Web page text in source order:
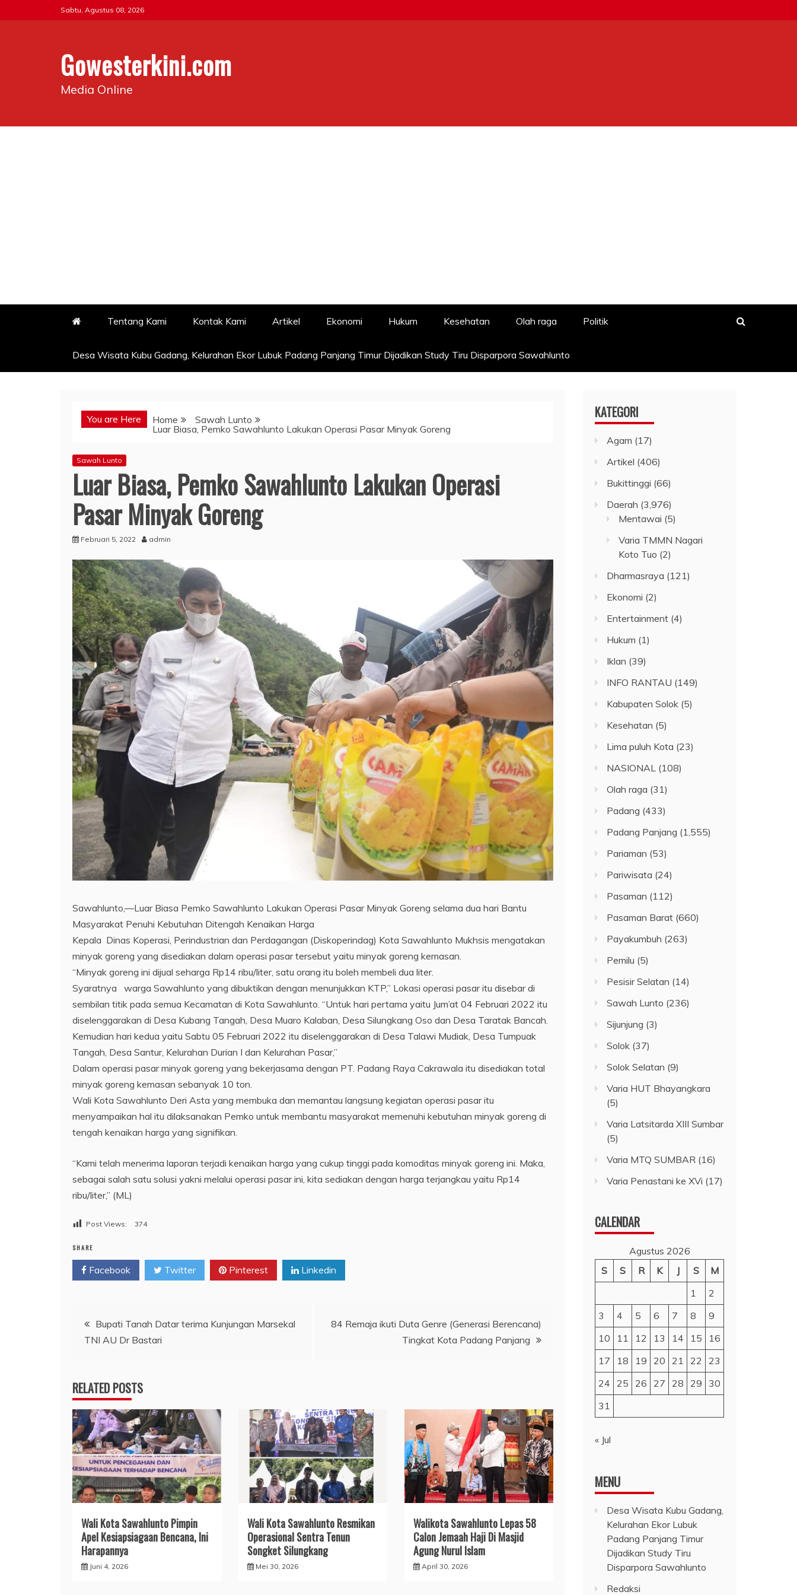
to
Sabtu, Agustus 08, 2026
Gowesterkini.com
Media Online
Tentang Kami Kontak Kami Artikel Ekonomi Hukum Kesehatan Olah raga Politik
Desa Wisata Kubu Gadang, Kelurahan Ekor Lubuk Padang Panjang Timur Dijadikan Study Tiru Disparpora Sawahlunto
You are Here Home
Sawah Lunto
Luar Biasa, Pemko Sawahlunto Lakukan Operasi Pasar Minyak Goreng
Sawah Lunto
Luar Biasa, Pemko Sawahlunto Lakukan Operasi
Pasar Minyak Goreng
Februari 5, 2022 admin
Sawahlunto,—Luar Biasa Pemko Sawahlunto Lakukan Operasi Pasar Minyak Goreng selama dua hari Bantu
Masyarakat Penuhi Kebutuhan Ditengah Kenaikan Harga
Kepala Dinas Koperasi, Perindustrian dan Perdagangan (Diskoperindag) Kota Sawahlunto Mukhsis mengatakan
minyak goreng yang disediakan dalam operasi pasar tersebut yaitu minyak goreng kemasan.
“Minyak goreng ini dijual seharga Rp14 ribu/liter, satu orang itu boleh membeli dua liter.
Syaratnya warga Sawahlunto yang dibuktikan dengan menunjukkan KTP,” Lokasi operasi pasar itu disebar di
sembilan titik pada semua Kecamatan di Kota Sawahlunto. “Untuk hari pertama yaitu Jum’at 04 Februari 2022 itu
diselenggarakan di Desa Kubang Tangah, Desa Muaro Kalaban, Desa Silungkang Oso dan Desa Taratak Bancah.
Kemudian hari kedua yaitu Sabtu 05 Februari 2022 itu diselenggarakan di Desa Talawi Mudiak, Desa Tumpuak
Tangah, Desa Santur, Kelurahan Durian I dan Kelurahan Pasar,”
Dalam operasi pasar minyak goreng yang bekerjasama dengan PT. Padang Raya Cakrawala itu disediakan total
minyak goreng kemasan sebanyak 10 ton.
Wali Kota Sawahlunto Deri Asta yang membuka dan memantau langsung kegiatan operasi pasar itu
menyampaikan hal itu dilaksanakan Pemko untuk membantu masyarakat memenuhi kebutuhan minyak goreng di
tengah kenaikan harga yang signifikan.
“Kami telah menerima laporan terjadi kenaikan harga yang cukup tinggi pada komoditas minyak goreng ini. Maka,
sebagai salah satu solusi yakni melalui operasi pasar ini, kita sediakan dengan harga terjangkau yaitu Rp14
ribu/liter,” (ML)
Post Views: 374
SHARE
Facebook Twitter Pinterest Linkedin
Navigasi
pos
Bupati Tanah Datar terima Kunjungan Marsekal
TNI AU Dr Bastari
84 Remaja ikuti Duta Genre (Generasi Berencana)
Tingkat Kota Padang Panjang
RELATED POSTS
Wali Kota Sawahlunto Pimpin
Apel Kesiapsiagaan Bencana, Ini
Harapannya
Juni 4, 2026
Wali Kota Sawahlunto Resmikan
Operasional Sentra Tenun
Songket Silungkang
Mei 30, 2026
Walikota Sawahlunto Lepas 58
Calon Jemaah Haji Di Masjid
Agung Nurul Islam
April 30, 2026
KATEGORI
Agam (17)
Artikel (406)
Bukittinggi (66)
Daerah (3,976)
Mentawai (5)
Varia TMMN Nagari
Koto Tuo (2)
Dharmasraya (121)
Ekonomi (2)
Entertainment (4)
Hukum (1)
Iklan (39)
INFO RANTAU (149)
Kabupaten Solok (5)
Kesehatan (5)
Lima puluh Kota (23)
NASIONAL (108)
Olah raga (31)
Padang (433)
Padang Panjang (1,555)
Pariaman (53)
Pariwisata (24)
Pasaman (112)
Pasaman Barat (660)
Payakumbuh (263)
Pemilu (5)
Pesisir Selatan (14)
Sawah Lunto (236)
Sijunjung (3)
Solok (37)
Solok Selatan (9)
Varia HUT Bhayangkara
(5)
Varia Latsitarda XIII Sumbar
(5)
Varia MTQ SUMBAR (16)
Varia Penastani ke XVi (17)
CALENDAR
Agustus 2026
S
S R K J S
M
1
2
3
4 5 6 7 8
9
10
11 12 13 14 15
16
17
18 19 20 21 22
23
24
25 26 27 28 29
30
31
« Jul
MENU
Desa Wisata Kubu Gadang,
Kelurahan Ekor Lubuk
Padang Panjang Timur
Dijadikan Study Tiru
Disparpora Sawahlunto
Redaksi